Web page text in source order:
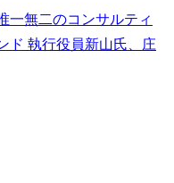
一無二のコンサルティ
ド 執行役員新山氏、庄